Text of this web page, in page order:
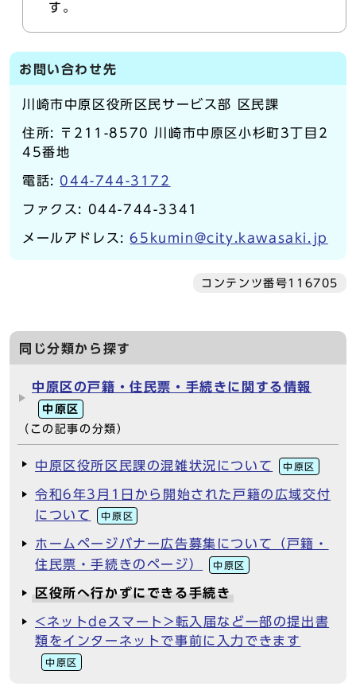
す。
お問い合わせ先
川崎市中原区役所区民サービス部 区民課
住所: 〒211-8570 川崎市中原区小杉町3丁目2
45番地
電話: 044-744-3172
ファクス: 044-744-3341
メールアドレス:65kumin@city.kawasaki.jp
コンテンツ番号116705
同じ分類から探す
中原区の戸籍・住民票・手続きに関する情報
中原区
（この記事の分類）
中原区役所区民課の混雑状況について 中原区
令和6年3月1日から開始された戸籍の広域交付
について
中原区
ホームページバナー広告募集について（戸籍・
住民票・手続きのページ）
中原区
区役所へ行かずにできる手続き
<ネットdeスマート>転入届など一部の提出書
類をインターネットで事前に入力できます
中原区